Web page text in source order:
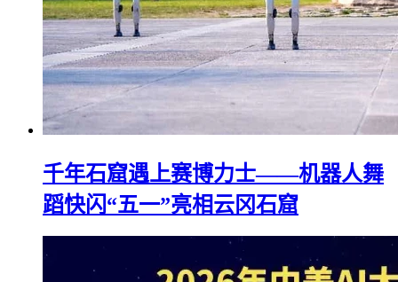
千年石窟遇上赛博力士——机器人舞
蹈快闪“五一”亮相云冈石窟